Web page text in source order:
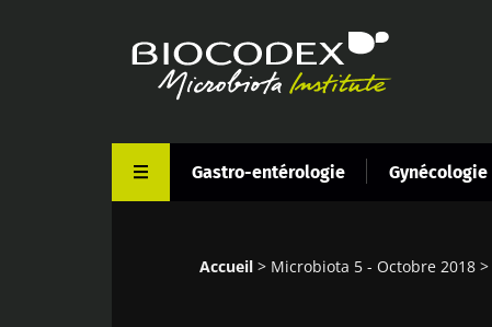
Gastro-entérologie Gynécologie
Accueil Microbiota 5 - Octobre 2018